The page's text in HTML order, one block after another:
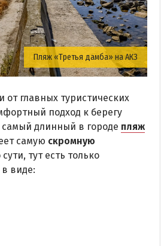
Пляж «Третья дамба» на АКЗ
от главных туристических
подход к берегу
самый длинный в городе пляж
самую скромную
сути, тут есть только
в виде: